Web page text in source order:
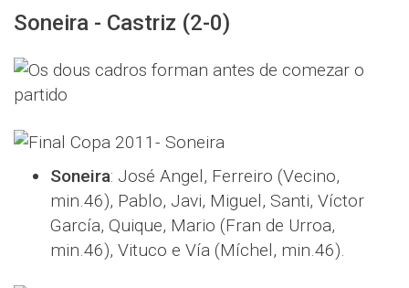
Soneira - Castriz (2-0)
Soneira: José Angel, Ferreiro (Vecino,
min.46), Pablo, Javi, Miguel, Santi, Víctor
García, Quique, Mario (Fran de Urroa,
min.46), Vituco e Vía (Míchel, min.46).